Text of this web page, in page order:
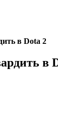
в Dota 2
в